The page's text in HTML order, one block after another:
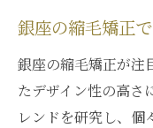
髪質改善
専門店の
ダメージを抑
銀座の縮毛矯正
銀座の縮毛矯正が注
たデザイン性の高さ
レンドを研究し、個